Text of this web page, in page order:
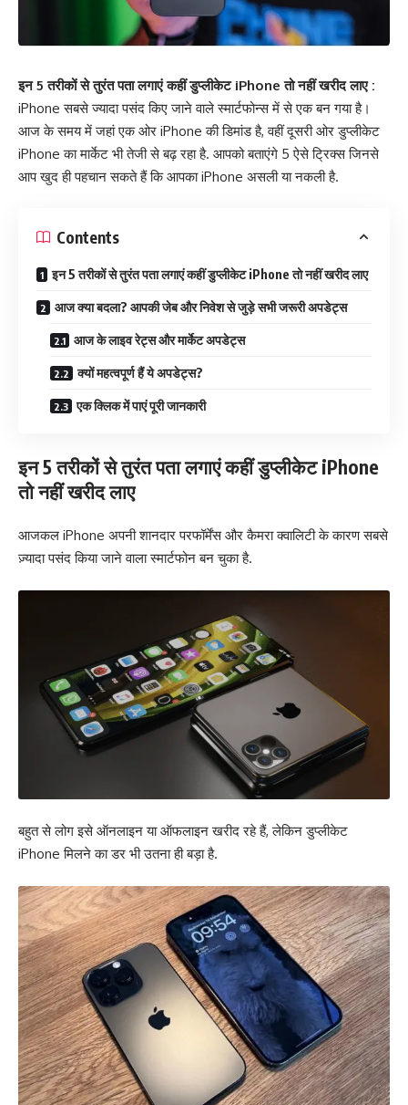
इन 5 तरीकों से तुरंत पता लगाएं कहीं डुप्लीकेट iPhone तो नहीं खरीद लाए :
iPhone सबसे ज्यादा पसंद किए जाने वाले स्मार्टफोन्स में से एक बन गया है।
आज के समय में जहां एक ओर iPhone की डिमांड है, वहीं दूसरी ओर डुप्लीकेट
iPhone का मार्केट भी तेजी से बढ़ रहा है. आपको बताएंगे 5 ऐसे ट्रिक्स जिनसे
आप खुद ही पहचान सकते हैं कि आपका iPhone असली या नकली है.
Contents
इन 5 तरीकों से तुरंत पता लगाएं कहीं डुप्लीकेट iPhone तो नहीं खरीद लाए
आज क्या बदला? आपकी जेब और निवेश से जुड़े सभी जरूरी अपडेट्स
आज के लाइव रेट्स और मार्केट अपडेट्स
क्यों महत्वपूर्ण हैं ये अपडेट्स?
एक क्लिक में पाएं पूरी जानकारी
इन 5 तरीकों से तुरंत पता लगाएं कहीं डुप्लीकेट iPhone
तो नहीं खरीद लाए
आजकल iPhone अपनी शानदार परफॉर्मेंस और कैमरा क्वालिटी के कारण सबसे
ज़्यादा पसंद किया जाने वाला स्मार्टफोन बन चुका है.
बहुत से लोग इसे ऑनलाइन या ऑफलाइन खरीद रहे हैं, लेकिनडुप्लीकेट
iPhone मिलने का डर भी उतना ही बड़ा है.